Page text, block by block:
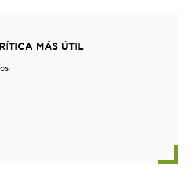
MÁS ÚTIL